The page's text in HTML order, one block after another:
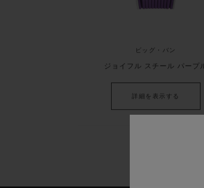
ビッグ・バン
ジョイフル スチール パープ
詳細を表示する